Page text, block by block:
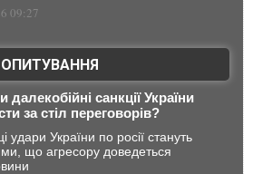
09:27
ОПИТУВАННЯ
санкції України
за стіл переговорів?
удари України по росії стануть
що агресору доведеться